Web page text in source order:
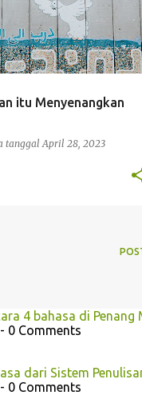
itu Menyenangkan
tanggalApril 28, 2023
4 bahasa di
0 Comments
dari Sistem
0 Comments